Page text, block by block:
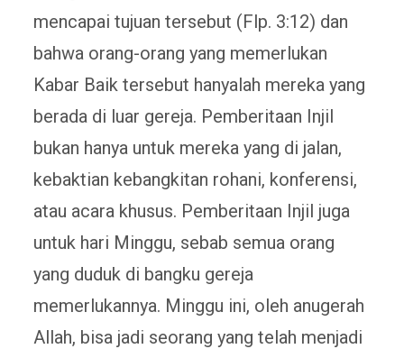
mencapai tujuan tersebut (Flp. 3:12) dan
bahwa orang-orang yang memerlukan
Kabar Baik tersebut hanyalah mereka yang
berada di luar gereja. Pemberitaan Injil
bukan hanya untuk mereka yang di jalan,
kebaktian kebangkitan rohani, konferensi,
atau acara khusus. Pemberitaan Injil juga
untuk hari Minggu, sebab semua orang
yang duduk di bangku gereja
memerlukannya. Minggu ini, oleh anugerah
Allah, bisa jadi seorang yang telah menjadi